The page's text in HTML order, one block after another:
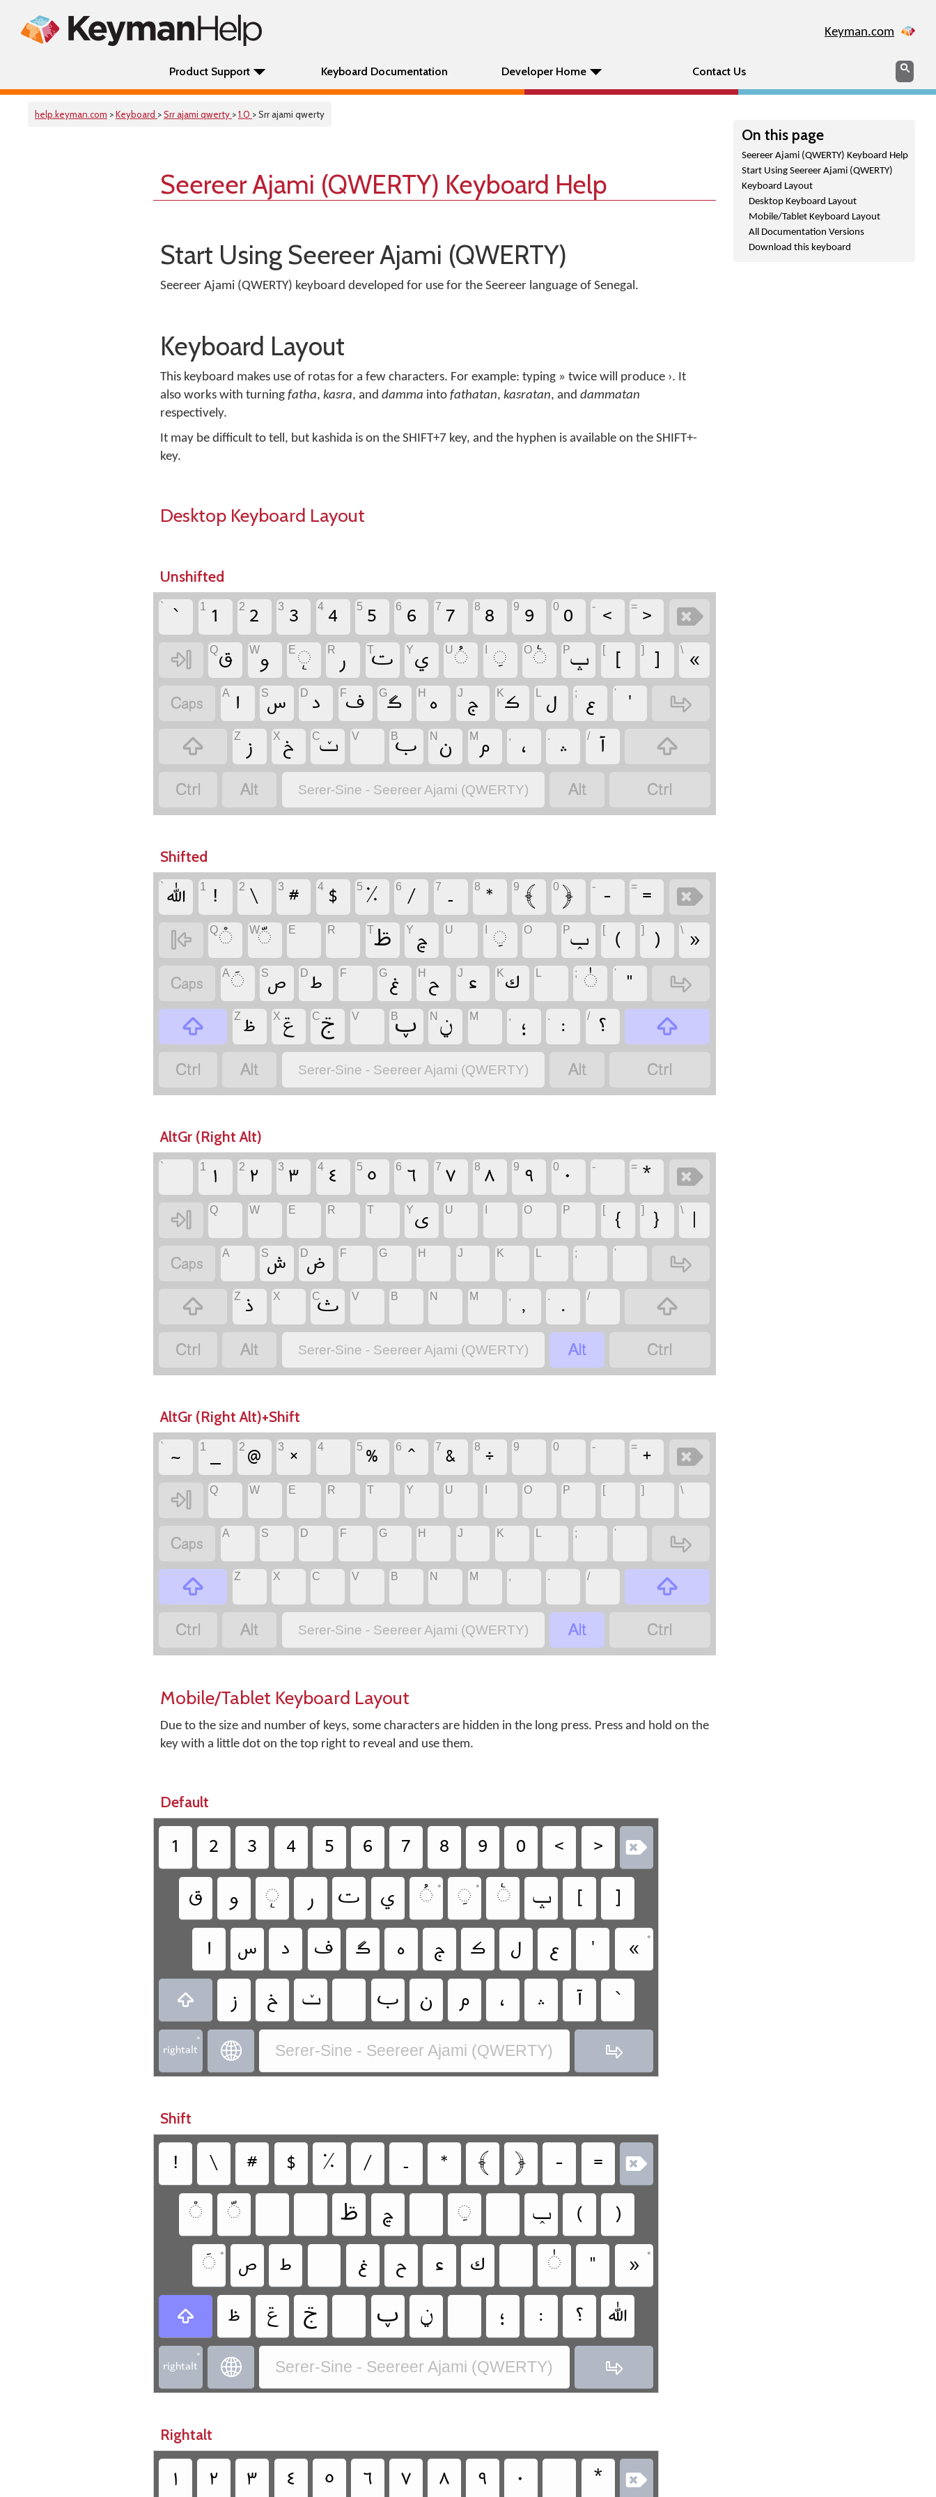
Keyman.com
Product Support Keyboard Documentation Developer Home Contact Us Search
help.keyman.com >Keyboard >Srr ajami qwerty >1.0 > Srr ajami qwerty
On this page
Seereer Ajami (QWERTY) Keyboard Help
Start Using Seereer Ajami (QWERTY)
Keyboard Layout
Desktop Keyboard Layout
Mobile/Tablet Keyboard Layout
All Documentation Versions
Download this keyboard
Seereer Ajami (QWERTY) Keyboard Help
Start Using Seereer Ajami (QWERTY)
Seereer Ajami (QWERTY) keyboard developed for use for the Seereer language of Senegal.
Keyboard Layout
This keyboard makes use of rotas for a few characters. For example: typing » twice will produce ›. It
also works with turning fatha, kasra, and damma into fathatan, kasratan, and dammatan
respectively.
It may be difficult to tell, but kashida is on the SHIFT+7 key, and the hyphen is available on the SHIFT+-
key.
Desktop Keyboard Layout
Unshifted
` ‏ 1 ‏ 2 ‏ 3 ‏ 4 ‏ 5 ‏ 6 ‏ 7 ‏ 8 ‏ 9 ‏ 0 ‏ - ‏ = ‏
‏
‏
Q‏ W‏ E‏ R ‏ T‏ Y‏ U‏ ‏ O‏ P‏ݒ [ ‏ ] ‏ \ ‏
‏ A ‏ S‏ D ‏ F‏ G‏ H ‏ J ‏ K‏ ‏ ; ‏ ' ‏
‏
‏
Z ‏ X ‏ C‏ݖ V B‏ N ‏ M ‏ , ‏ . ‏ / ‏
‏
‏
‏ Serer-Sine - Seereer Ajami (QWERTY) ‏ ‏
Shifted
` ‏ 1 ‏ 2 ‏ 3 ‏ 4 ‏ 5 ‏ 6 ‏ 7 ‏ 8 ‏ 9 ‏ 0 ‏ - ‏ = ‏
‏
‏
Q‏ W‏ E R T‏ࢣ Y ‏ U ‏ O P‏ݕ [ ‏ ] ‏ \ ‏
‏ A‏ S‏ D ‏ F G ‏ H ‏ J ‏ K‏ ; ‏ ' ‏
‏
‏
Z ‏ X ‏ݝ C‏ࢢ V B‏ࢠ N ‏ݧ M , ‏ . ‏ / ‏
‏
‏
‏ Serer-Sine - Seereer Ajami (QWERTY) ‏ ‏
AltGr (Right Alt)
` 1 ‏ 2 ‏ 3 ‏ 4 ‏ 5 ‏ 6 ‏ 7 ‏ 8 ‏ 9 ‏ 0 ‏ - = ‏
‏
‏
Q W E R T Y‏ U O P [ ‏ ] ‏ \ ‏
‏ A S‏ D‏ F G H J K ; '
‏
‏
Z ‏ X C‏ V B N M , ‏ . ‏ /
‏
‏
‏ Serer-Sine - Seereer Ajami (QWERTY) ‏ ‏
AltGr (Right Alt)+Shift
` ‏ 1 ‏ 2 ‏ 3 ‏ 4 5 ‏ 6 ‏ 7 ‏ 8 ‏ 9 0 - = ‏
‏
‏
Q W E R T Y U O P [ ] \
‏ A S D F G H J K ; '
‏
‏
Z X C V B N M , . /
‏
‏
‏ Serer-Sine - Seereer Ajami (QWERTY) ‏ ‏
Mobile/Tablet Keyboard Layout
Due to the size and number of keys, some characters are hidden in the long press. Press and hold on the
key with a little dot on the top right to reveal and use them.
Default
‏ ‏ ‏ ‏ ‏ ‏ ‏ ‏ ‏ ‏ ‏ ‏ ‏
‏ ‏ ‏ ‏ ‏ ‏ ‏ • ‏ • ‏ ‏ݒ ‏
‏
‏
‏ ‏ ‏ ‏ ‏ ‏ ‏ ‏ ‏ ‏ ‏ •
‏ ‏ ‏ ‏ݖ ‏ ‏ ‏ ‏ ‏ ‏ ‏
‏rightalt•
‏ Serer-Sine - Seereer Ajami (QWERTY) ‏
Shift
‏ ‏ ‏ ‏ ‏ ‏ ‏ ‏ ‏ ‏ ‏ ‏ ‏
‏ ‏ ‏ࢣ ‏ ‏ ‏ݕ ‏
‏
‏ • ‏ ‏ ‏ ‏ ‏ ‏ ‏ ‏ ‏ •
‏ ‏ ‏ݝ ‏ࢢ ‏ࢠ ‏ݧ ‏ ‏ ‏ ‏
‏rightalt•
‏ Serer-Sine - Seereer Ajami (QWERTY) ‏
Rightalt
‏ ‏ ‏ ‏ ‏ ‏ ‏ ‏ ‏ ‏ ‏ ‏